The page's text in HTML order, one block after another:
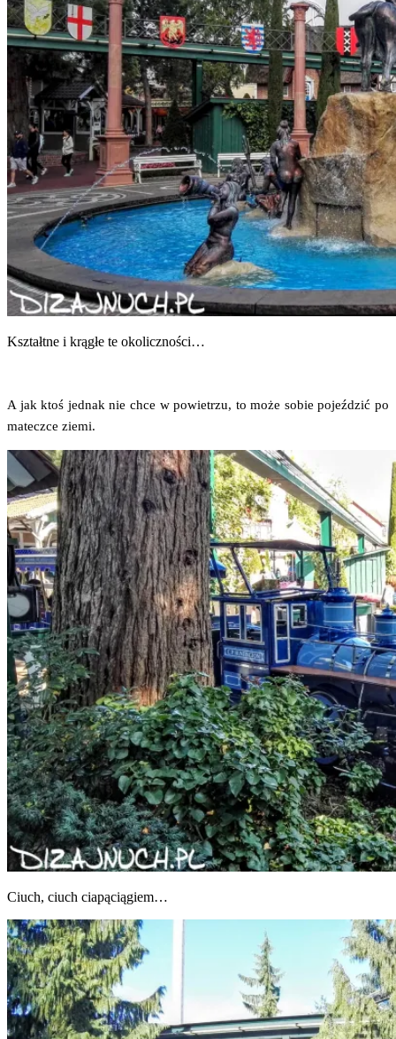
Kształt­ne i krą­głe te okoliczności…
A jak ktoś jed­nak nie chce w powie­trzu, to może sobie pojeź­dzić po
matecz­ce ziemi.
Ciuch, ciuch ciapąciągiem…